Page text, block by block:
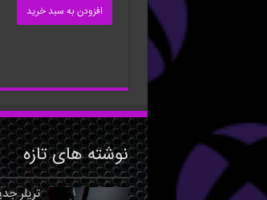
افزودن به سبد خرید
نوشته های تازه
تریلر